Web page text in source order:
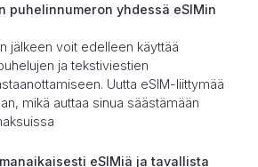
puhelinnumeron yhdessä eSIMin
jälkeen voit edelleen käyttää
ja tekstiviestien
Uutta eSIM-liittymää
mikä auttaa sinua säästämään
eSIMiä ja tavallista